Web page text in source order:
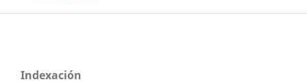
Indexación